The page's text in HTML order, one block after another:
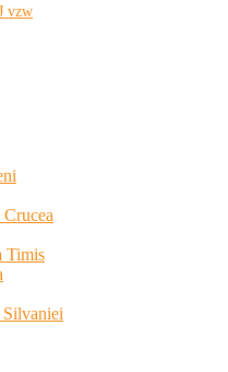
vzw
Timis